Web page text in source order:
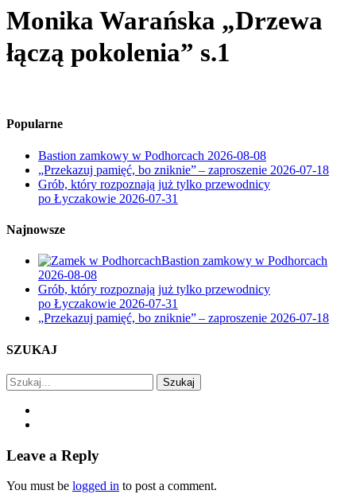
Monika Warańska „Drzewa
łączą pokolenia” s.1
Popularne
Bastion zamkowy w Podhorcach 2026-08-08
„Przekazuj pamięć, bo zniknie” – zaproszenie 2026-07-18
Grób, który rozpoznają już tylko przewodnicy
po Łyczakowie 2026-07-31
Najnowsze
Bastion zamkowy w Podhorcach
2026-08-08
Grób, który rozpoznają już tylko przewodnicy
po Łyczakowie 2026-07-31
„Przekazuj pamięć, bo zniknie” – zaproszenie 2026-07-18
SZUKAJ
Szukaj
Leave a Reply
You must be logged in to post a comment.